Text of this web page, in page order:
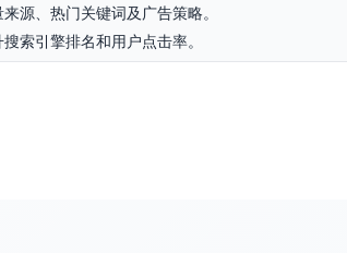
源、热门关键词及广告策略。
索引擎排名和用户点击率。
功能，全面了解客户旅程。